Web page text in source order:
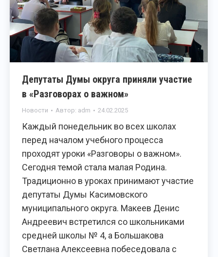
Депутаты Думы округа приняли участие
в «Разговорах о важном»
Новости Автор: adm 24.02.2025
Каждый понедельник во всех школах
перед началом учебного процесса
проходят уроки «Разговоры о важном».
Сегодня темой стала малая Родина.
Традиционно в уроках принимают участие
депутаты Думы Касимовского
муниципального округа. Макеев Денис
Андреевич встретился со школьниками
средней школы № 4, а Большакова
Светлана Алексеевна побеседовала с